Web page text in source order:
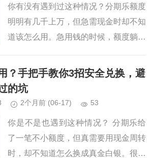
你有没有遇到过这种情况？分期乐额度
明明有几千上万，但急需现金时却不知
道该怎么用。急用钱的时候，额度躺在
慌，今天我就把实操经验全掏出来。
很多新人一上来就找代提，交完押金...
？手把手教你3招安全兑换，避
的坑
2个月前 (06-17) 53
你是不是也遇到这种情况？ 分期乐给
了一笔不小额度，但真需要用现金周转
时，却不知道怎么换成真金白银。很多